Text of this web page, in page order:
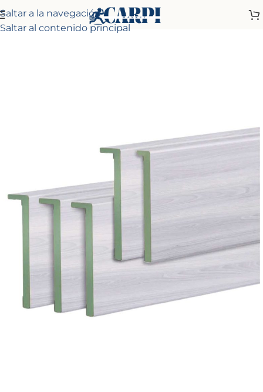
Saltar a la navegación
Saltar al contenido principal
Inicio Tienda Molduras Tapetas